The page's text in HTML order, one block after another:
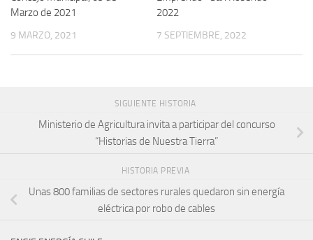
Marzo de 2021
9 MARZO, 2021
2022
7 SEPTIEMBRE, 2022
SIGUIENTE HISTORIA
Ministerio de Agricultura invita a participar del concurso
“Historias de Nuestra Tierra”
HISTORIA PREVIA
Unas 800 familias de sectores rurales quedaron sin energía
eléctrica por robo de cables